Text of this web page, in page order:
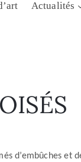
Actualités
d’embûches et